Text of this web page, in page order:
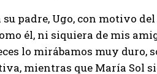
su padre, Ugo, con motivo
él, ni siquiera de mis
lo mirábamos muy duro,
mientras que María Sol